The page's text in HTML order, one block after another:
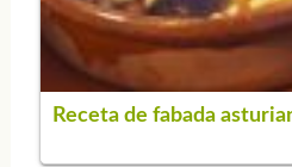
Receta de fabada